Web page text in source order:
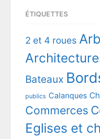
ÉTIQUETTES
2 et 4 roues
Bateaux
publics Calanques
Commerces
Eglises et